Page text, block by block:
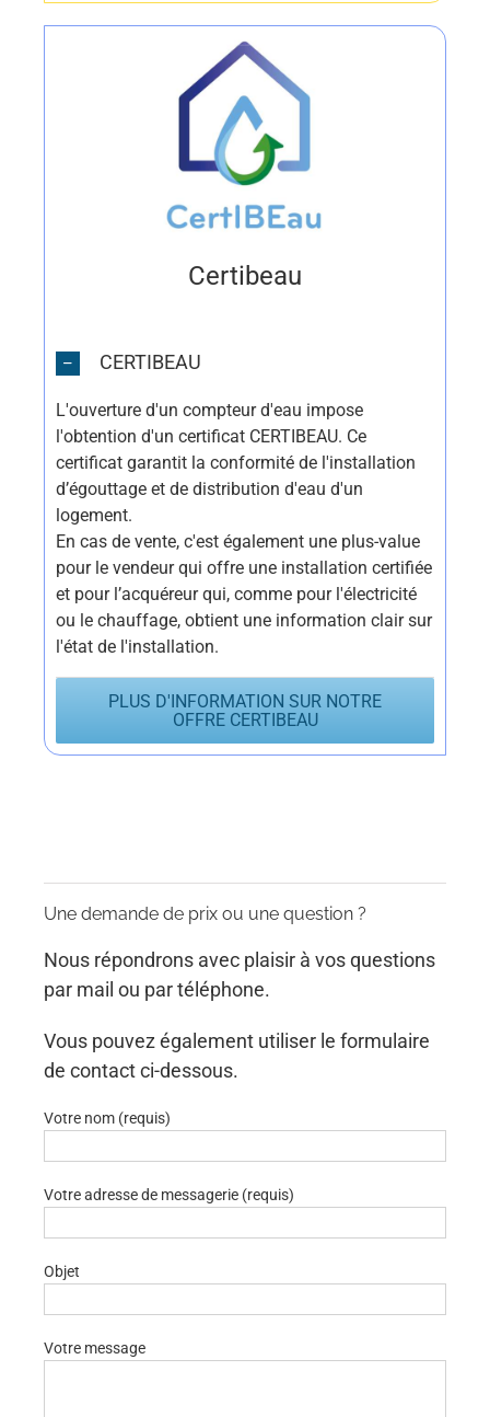
Certibeau
CERTIBEAU
L'ouverture d'un compteur d'eau impose
l'obtention d'un certificat CERTIBEAU. Ce
certificat garantit la conformité de l'installation
d’égouttage et de distribution d'eau d'un
logement.
En cas de vente, c'est également une plus-value
pour le vendeur qui offre une installation certifiée
et pour l’acquéreur qui, comme pour l'électricité
ou le chauffage, obtient une information clair sur
l'état de l'installation.
PLUS D'INFORMATION SUR NOTRE
OFFRE CERTIBEAU
Une demande de prix ou une question ?
Nous répondrons avec plaisir à vos questions
par mail ou par téléphone.
Vous pouvez également utiliser le formulaire
de contact ci-dessous.
Votre nom (requis)
Votre adresse de messagerie (requis)
Objet
Votre message